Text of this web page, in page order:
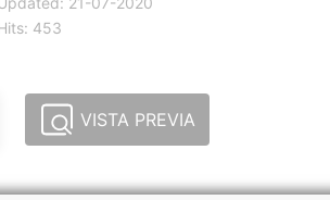
453
VISTA PREVIA